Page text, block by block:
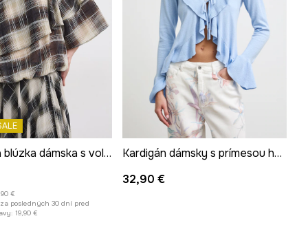
Španielska blúzka dámska s volánikmi s kockovaným vzorom
€
posledných 30 dní pred
19,90 €
Kardigán dámsky s prímesou hodvábu s volánikmi
32,90 €